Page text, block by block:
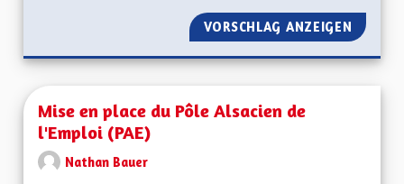
VORSCHLAG ANZEIGEN
Mise en place du Pôle Alsacien de
l'Emploi (PAE)
Nathan Bauer